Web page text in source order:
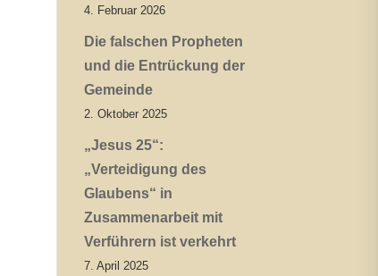
4. Februar 2026
Die falschen Propheten
und die Entrückung der
Gemeinde
2. Oktober 2025
„Jesus 25“:
„Verteidigung des
Glaubens“ in
Zusammenarbeit mit
Verführern ist verkehrt
7. April 2025